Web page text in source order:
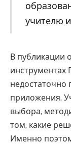
учителю
В публикации
инструментах
недостаточно
приложения.
выбора,
том, какие
Именно